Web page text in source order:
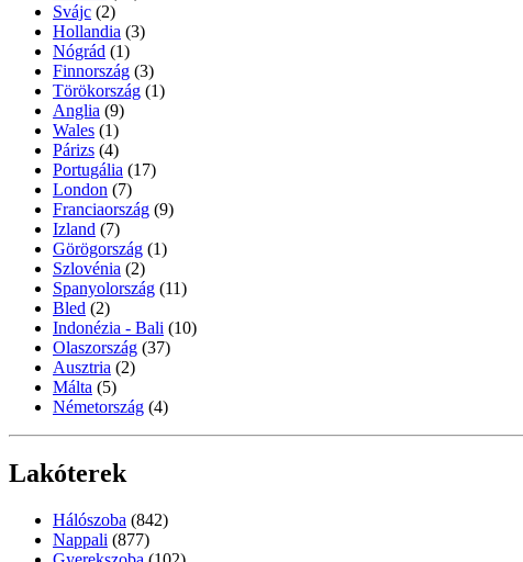
Svájc (2)
Hollandia (3)
Nógrád (1)
Finnország (3)
Törökország (1)
Anglia (9)
Wales (1)
Párizs (4)
Portugália (17)
London (7)
Franciaország (9)
Izland (7)
Görögország (1)
Szlovénia (2)
Spanyolország (11)
Bled (2)
Indonézia - Bali (10)
Olaszország (37)
Ausztria (2)
Málta (5)
Németország (4)
Lakóterek
Hálószoba (842)
Nappali (877)